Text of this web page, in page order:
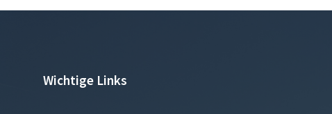
Wichtige Links